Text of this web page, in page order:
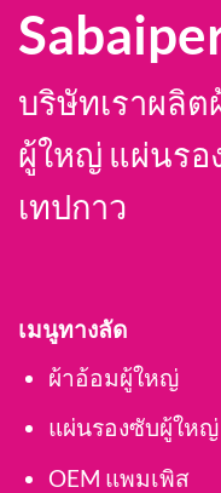
SIZE ที่มีจำหน่าย
SIZE ที่มีจำหน่าย
XL
บริษัทเราผลิ
ผู้ใหญ่ แผ่นรอ
เทปกาว
เมนูทางลัด
ผ้าอ้อมผู้ใหญ่
แผ่นรองซับผู้ใหญ่
OEM แพมเพิส